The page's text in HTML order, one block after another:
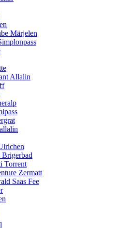
Märjelen
Allalin
Brigerbad
Torrent
Zermatt
Saas Fee